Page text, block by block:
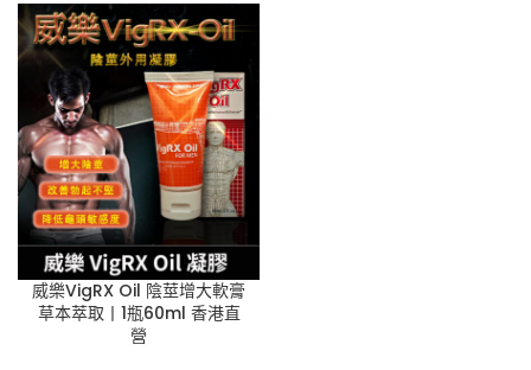
威樂VigRX Oil 陰莖增大軟膏
草本萃取丨1瓶60ml 香港直
營